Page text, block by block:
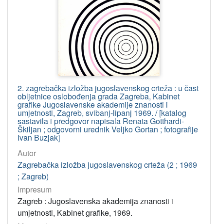
2. zagrebačka izložba jugoslavenskog crteža : u čast
obljetnice oslobođenja grada Zagreba, Kabinet
grafike Jugoslavenske akademije znanosti i
umjetnosti, Zagreb, svibanj-lipanj 1969. / [katalog
sastavila i predgovor napisala Renata Gotthardi-
Škiljan ; odgovorni urednik Veljko Gortan ; fotografije
Ivan Buzjak]
Autor
Zagrebačka izložba jugoslavenskog crteža (2 ; 1969
; Zagreb)
Impresum
Zagreb : Jugoslavenska akademija znanosti i
umjetnosti, Kabinet grafike, 1969.